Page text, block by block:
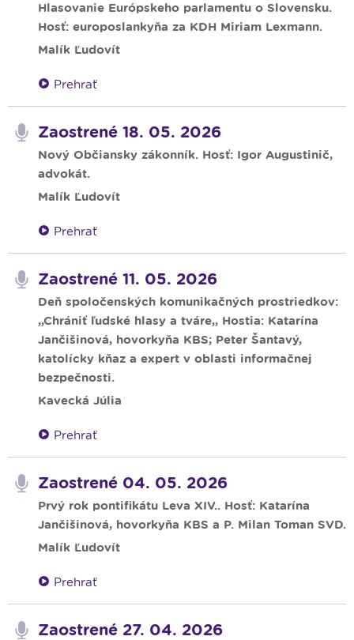
Hlasovanie Európskeho parlamentu o Slovensku.
Hosť: europoslankyňa za KDH Miriam Lexmann.
Malík Ľudovít
Prehrať
Zaostrené 18. 05. 2026
Nový Občiansky zákonník. Hosť: Igor Augustinič,
advokát.
Malík Ľudovít
Prehrať
Zaostrené 11. 05. 2026
Deň spoločenských komunikačných prostriedkov:
,,Chrániť ľudské hlasy a tváre,, Hostia: Katarína
Jančišinová, hovorkyňa KBS; Peter Šantavý,
katolícky kňaz a expert v oblasti informačnej
bezpečnosti.
Kavecká Júlia
Prehrať
Zaostrené 04. 05. 2026
Prvý rok pontifikátu Leva XIV.. Hosť: Katarína
Jančišinová, hovorkyňa KBS a P. Milan Toman SVD.
Malík Ľudovít
Prehrať
Zaostrené 27. 04. 2026